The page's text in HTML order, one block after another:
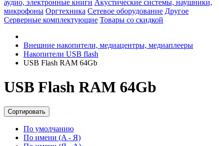
аудио, электронные книги Акустические системы, наушники,
микрофоны Оргтехника Сетевое оборудование Другое
Серверные комплектующие Товары со скидкой
Внешние накопители, медиацентры, медиаплееры
Накопители USB flash
USB Flash RAM 64Gb
USB Flash RAM 64Gb
Сортировать
По умолчанию
По имени (A - Я)